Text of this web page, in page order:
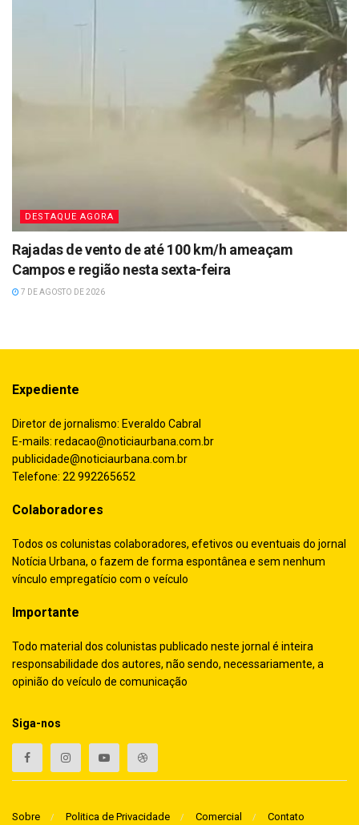
DESTAQUE AGORA
Rajadas de vento de até 100 km/h ameaçam
Campos e região nesta sexta-feira
7 DE AGOSTO DE 2026
Expediente
Diretor de jornalismo: Everaldo Cabral
E-mails: redacao@noticiaurbana.com.br
publicidade@noticiaurbana.com.br
Telefone: 22 992265652
Colaboradores
Todos os colunistas colaboradores, efetivos ou eventuais do jornal
Notícia Urbana, o fazem de forma espontânea e sem nenhum
vínculo empregatício com o veículo
Importante
Todo material dos colunistas publicado neste jornal é inteira
responsabilidade dos autores, não sendo, necessariamente, a
opinião do veículo de comunicação
Siga-nos
Sobre Politica de Privacidade Comercial Contato